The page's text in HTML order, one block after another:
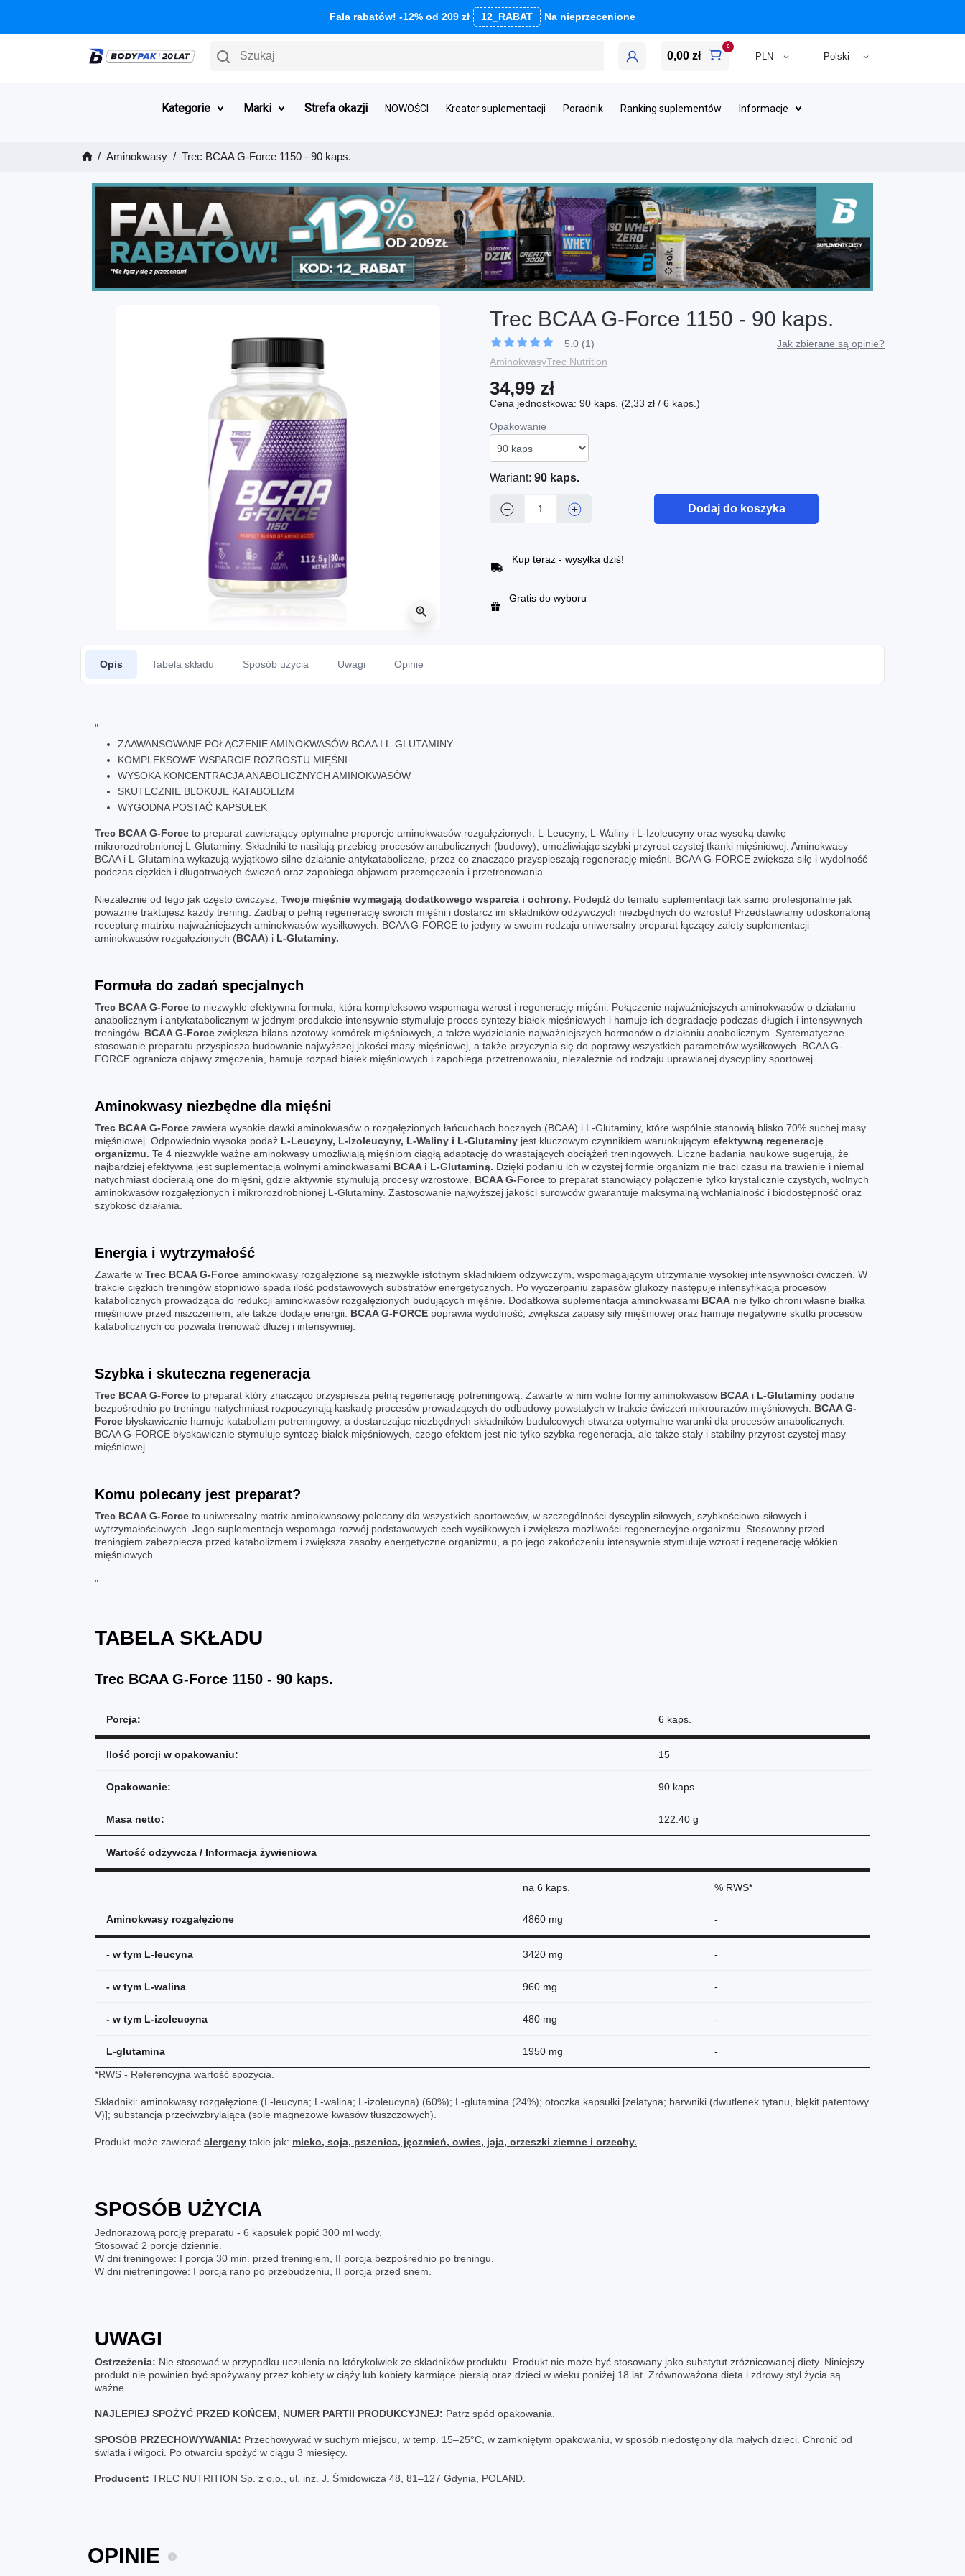
Fala rabatów! -12% od 209 zł 12_RABAT Na nieprzecenione
Szukaj 0,00 zł
0
Kategorie Marki Strefa okazji NOWOŚCI Kreator suplementacji Poradnik Ranking suplementów Informacje
Aminokwasy Trec BCAA G-Force 1150 - 90 kaps.
zoom_in
Trec BCAA G-Force 1150 - 90 kaps.
5.0 (1)
Jak zbierane są opinie?
AminokwasyTrec Nutrition
34,99 zł
Cena jednostkowa: 90 kaps. (2,33 zł / 6 kaps.)
Opakowanie
Wariant: 90 kaps.
− + Dodaj do koszyka
Kup teraz - wysyłka dziś!
Gratis do wyboru
Opis Tabela składu Sposób użycia Uwagi Opinie
"
ZAAWANSOWANE POŁĄCZENIE AMINOKWASÓW BCAA I L-GLUTAMINY
KOMPLEKSOWE WSPARCIE ROZROSTU MIĘŚNI
WYSOKA KONCENTRACJA ANABOLICZNYCH AMINOKWASÓW
SKUTECZNIE BLOKUJE KATABOLIZM
WYGODNA POSTAĆ KAPSUŁEK
Trec BCAA G-Force to preparat zawierający optymalne proporcje aminokwasów rozgałęzionych: L-Leucyny, L-Waliny i L-Izoleucyny oraz wysoką dawkę
mikrorozdrobnionej L-Glutaminy. Składniki te nasilają przebieg procesów anabolicznych (budowy), umożliwiając szybki przyrost czystej tkanki mięśniowej. Aminokwasy
BCAA i L-Glutamina wykazują wyjątkowo silne działanie antykataboliczne, przez co znacząco przyspieszają regenerację mięśni. BCAA G-FORCE zwiększa siłę i wydolność
podczas ciężkich i długotrwałych ćwiczeń oraz zapobiega objawom przemęczenia i przetrenowania.
Niezależnie od tego jak często ćwiczysz, Twoje mięśnie wymagają dodatkowego wsparcia i ochrony. Podejdź do tematu suplementacji tak samo profesjonalnie jak
poważnie traktujesz każdy trening. Zadbaj o pełną regenerację swoich mięśni i dostarcz im składników odżywczych niezbędnych do wzrostu! Przedstawiamy udoskonaloną
recepturę matrixu najważniejszych aminokwasów wysiłkowych. BCAA G-FORCE to jedyny w swoim rodzaju uniwersalny preparat łączący zalety suplementacji
aminokwasów rozgałęzionych (BCAA) i L-Glutaminy.
Formuła do zadań specjalnych
Trec BCAA G-Force to niezwykle efektywna formuła, która kompleksowo wspomaga wzrost i regenerację mięśni. Połączenie najważniejszych aminokwasów o działaniu
anabolicznym i antykatabolicznym w jednym produkcie intensywnie stymuluje proces syntezy białek mięśniowych i hamuje ich degradację podczas długich i intensywnych
treningów. BCAA G-Force zwiększa bilans azotowy komórek mięśniowych, a także wydzielanie najważniejszych hormonów o działaniu anabolicznym. Systematyczne
stosowanie preparatu przyspiesza budowanie najwyższej jakości masy mięśniowej, a także przyczynia się do poprawy wszystkich parametrów wysiłkowych. BCAA G-
FORCE ogranicza objawy zmęczenia, hamuje rozpad białek mięśniowych i zapobiega przetrenowaniu, niezależnie od rodzaju uprawianej dyscypliny sportowej.
Aminokwasy niezbędne dla mięśni
Trec BCAA G-Force zawiera wysokie dawki aminokwasów o rozgałęzionych łańcuchach bocznych (BCAA) i L-Glutaminy, które wspólnie stanowią blisko 70% suchej masy
mięśniowej. Odpowiednio wysoka podaż L-Leucyny, L-Izoleucyny, L-Waliny i L-Glutaminy jest kluczowym czynnikiem warunkującym efektywną regenerację
organizmu. Te 4 niezwykle ważne aminokwasy umożliwiają mięśniom ciągłą adaptację do wrastających obciążeń treningowych. Liczne badania naukowe sugerują, że
najbardziej efektywna jest suplementacja wolnymi aminokwasami BCAA i L-Glutaminą. Dzięki podaniu ich w czystej formie organizm nie traci czasu na trawienie i niemal
natychmiast docierają one do mięśni, gdzie aktywnie stymulują procesy wzrostowe. BCAA G-Force to preparat stanowiący połączenie tylko krystalicznie czystych, wolnych
aminokwasów rozgałęzionych i mikrorozdrobnionej L-Glutaminy. Zastosowanie najwyższej jakości surowców gwarantuje maksymalną wchłanialność i biodostępność oraz
szybkość działania.
Energia i wytrzymałość
Zawarte w Trec BCAA G-Force aminokwasy rozgałęzione są niezwykle istotnym składnikiem odżywczym, wspomagającym utrzymanie wysokiej intensywności ćwiczeń. W
trakcie ciężkich treningów stopniowo spada ilość podstawowych substratów energetycznych. Po wyczerpaniu zapasów glukozy następuje intensyfikacja procesów
katabolicznych prowadząca do redukcji aminokwasów rozgałęzionych budujących mięśnie. Dodatkowa suplementacja aminokwasami BCAA nie tylko chroni własne białka
mięśniowe przed niszczeniem, ale także dodaje energii. BCAA G-FORCE poprawia wydolność, zwiększa zapasy siły mięśniowej oraz hamuje negatywne skutki procesów
katabolicznych co pozwala trenować dłużej i intensywniej.
Szybka i skuteczna regeneracja
Trec BCAA G-Force to preparat który znacząco przyspiesza pełną regenerację potreningową. Zawarte w nim wolne formy aminokwasów BCAA i L-Glutaminy podane
bezpośrednio po treningu natychmiast rozpoczynają kaskadę procesów prowadzących do odbudowy powstałych w trakcie ćwiczeń mikrourazów mięśniowych. BCAA G-
Force błyskawicznie hamuje katabolizm potreningowy, a dostarczając niezbędnych składników budulcowych stwarza optymalne warunki dla procesów anabolicznych.
BCAA G-FORCE błyskawicznie stymuluje syntezę białek mięśniowych, czego efektem jest nie tylko szybka regeneracja, ale także stały i stabilny przyrost czystej masy
mięśniowej.
Komu polecany jest preparat?
Trec BCAA G-Force to uniwersalny matrix aminokwasowy polecany dla wszystkich sportowców, w szczególności dyscyplin siłowych, szybkościowo-siłowych i
wytrzymałościowych. Jego suplementacja wspomaga rozwój podstawowych cech wysiłkowych i zwiększa możliwości regeneracyjne organizmu. Stosowany przed
treningiem zabezpiecza przed katabolizmem i zwiększa zasoby energetyczne organizmu, a po jego zakończeniu intensywnie stymuluje wzrost i regenerację włókien
mięśniowych.
"
TABELA SKŁADU
Trec BCAA G-Force 1150 - 90 kaps.
Porcja: 6 kaps.
Ilość porcji w opakowaniu: 15
Opakowanie: 90 kaps.
Masa netto: 122.40 g
Wartość odżywcza / Informacja żywieniowa
na 6 kaps. % RWS*
Aminokwasy rozgałęzione 4860 mg -
- w tym L-leucyna 3420 mg -
- w tym L-walina 960 mg -
- w tym L-izoleucyna 480 mg -
L-glutamina 1950 mg
-
*RWS - Referencyjna wartość spożycia.
Składniki: aminokwasy rozgałęzione (L-leucyna; L-walina; L-izoleucyna) (60%); L-glutamina (24%); otoczka kapsułki [żelatyna; barwniki (dwutlenek tytanu, błękit patentowy
V)]; substancja przeciwzbrylająca (sole magnezowe kwasów tłuszczowych).
Produkt może zawierać alergeny takie jak: mleko, soja, pszenica, jęczmień, owies, jaja, orzeszki ziemne i orzechy.
SPOSÓB UŻYCIA
Jednorazową porcję preparatu - 6 kapsułek popić 300 ml wody.
Stosować 2 porcje dziennie.
W dni treningowe: I porcja 30 min. przed treningiem, II porcja bezpośrednio po treningu.
W dni nietreningowe: I porcja rano po przebudzeniu, II porcja przed snem.
UWAGI
Ostrzeżenia: Nie stosować w przypadku uczulenia na którykolwiek ze składników produktu. Produkt nie może być stosowany jako substytut zróżnicowanej diety. Niniejszy
produkt nie powinien być spożywany przez kobiety w ciąży lub kobiety karmiące piersią oraz dzieci w wieku poniżej 18 lat. Zrównoważona dieta i zdrowy styl życia są
ważne.
NAJLEPIEJ SPOŻYĆ PRZED KOŃCEM, NUMER PARTII PRODUKCYJNEJ: Patrz spód opakowania.
SPOSÓB PRZECHOWYWANIA: Przechowywać w suchym miejscu, w temp. 15–25°C, w zamkniętym opakowaniu, w sposób niedostępny dla małych dzieci. Chronić od
światła i wilgoci. Po otwarciu spożyć w ciągu 3 miesięcy.
Producent: TREC NUTRITION Sp. z o.o., ul. inż. J. Śmidowicza 48, 81‒127 Gdynia, POLAND.
OPINIE